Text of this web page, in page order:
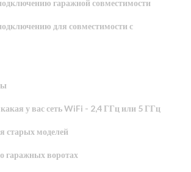
гаражной совместимости
для совместимости с
у вас сеть WiFi - 2,4 ГГц или 5 ГГц
старых моделей
гаражных воротах